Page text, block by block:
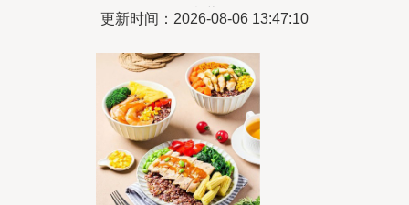
意蕴
更新时间：2026-08-06 13:47:10